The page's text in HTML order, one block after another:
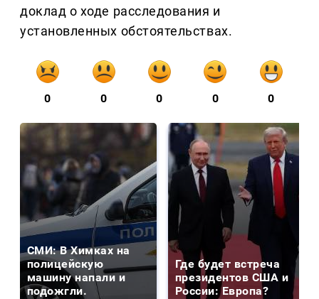
доклад о ходе расследования и
установленных обстоятельствах.
0 0 0 0 0
СМИ: В Химках на
полицейскую
машину напали и
подожгли.
Где будет встреча
президентов США и
России: Европа?